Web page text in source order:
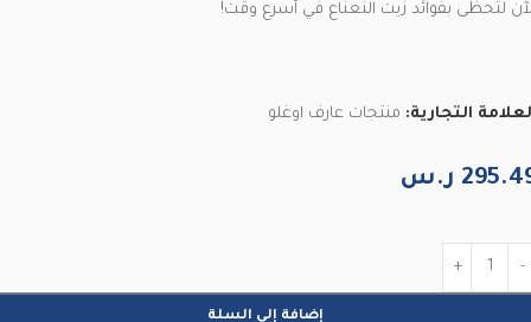
لتحظى بفوائد زيت النعناع في أسرع وقت!
التجارية: منتجات عارف اوغلو
ر.س
إضافة إلى السلة